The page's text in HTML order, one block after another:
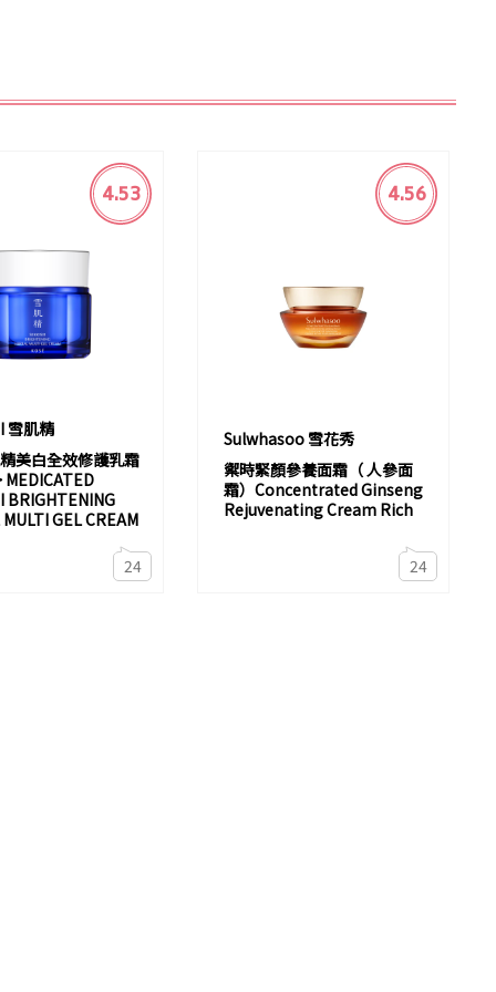
雪肌精
美白全效修護乳霜
MEDICATED
BRIGHTENING
GEL CREAM
4.53
24
Sulwhasoo 雪花秀
禦時緊顏參養面霜（ 人參面
霜）Concentrated Ginseng
Rejuvenating Cream Rich
4.56
24